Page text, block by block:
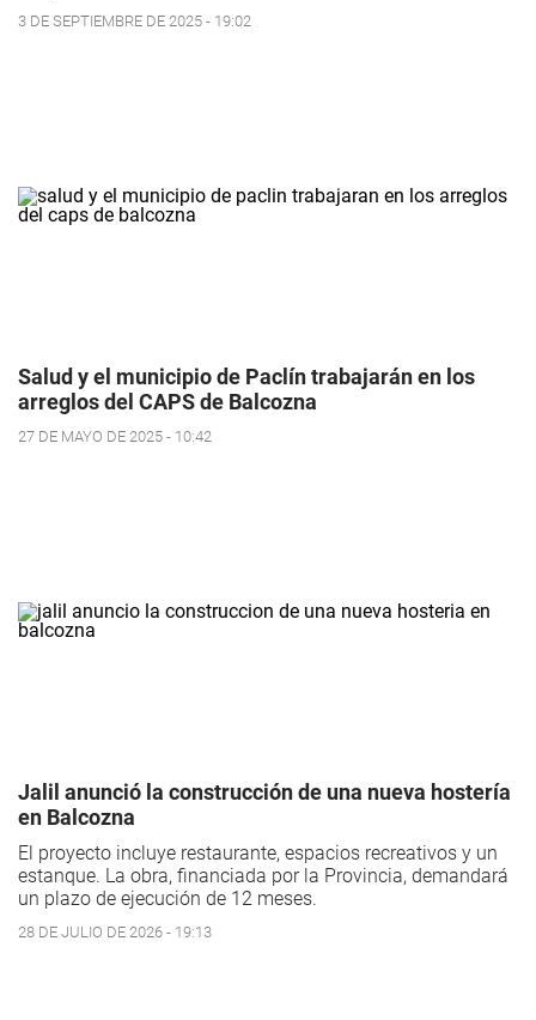
3 DE SEPTIEMBRE DE 2025 - 19:02
Salud y el municipio de Paclín trabajarán en los
arreglos del CAPS de Balcozna
27 DE MAYO DE 2025 - 10:42
Jalil anunció la construcción de una nueva hostería
en Balcozna
El proyecto incluye restaurante, espacios recreativos y un
estanque. La obra, financiada por la Provincia, demandará
un plazo de ejecución de 12 meses.
28 DE JULIO DE 2026 - 19:13